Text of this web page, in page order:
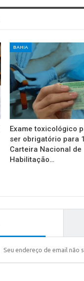
BAHIA
Exame toxicológico
ser obrigatório para
Carteira Nacional de
Habilitação…
Seu endereço de email não